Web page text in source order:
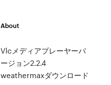
About
Vlcメディアプレーヤーバ
ージョン2.2.4
weathermaxダウンロード